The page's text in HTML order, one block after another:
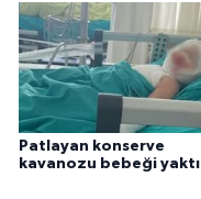
Patlayan konserve
kavanozu bebeği yaktı